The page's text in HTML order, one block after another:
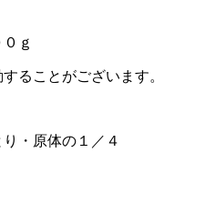
ｇ
ることがございます。
・原体の１／４